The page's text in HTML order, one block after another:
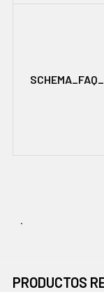
.
PRODUCTOS